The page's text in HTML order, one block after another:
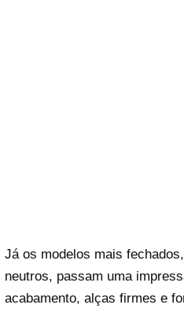
Já os modelos mais
neutros, passam uma
acabamento, alças firmes e